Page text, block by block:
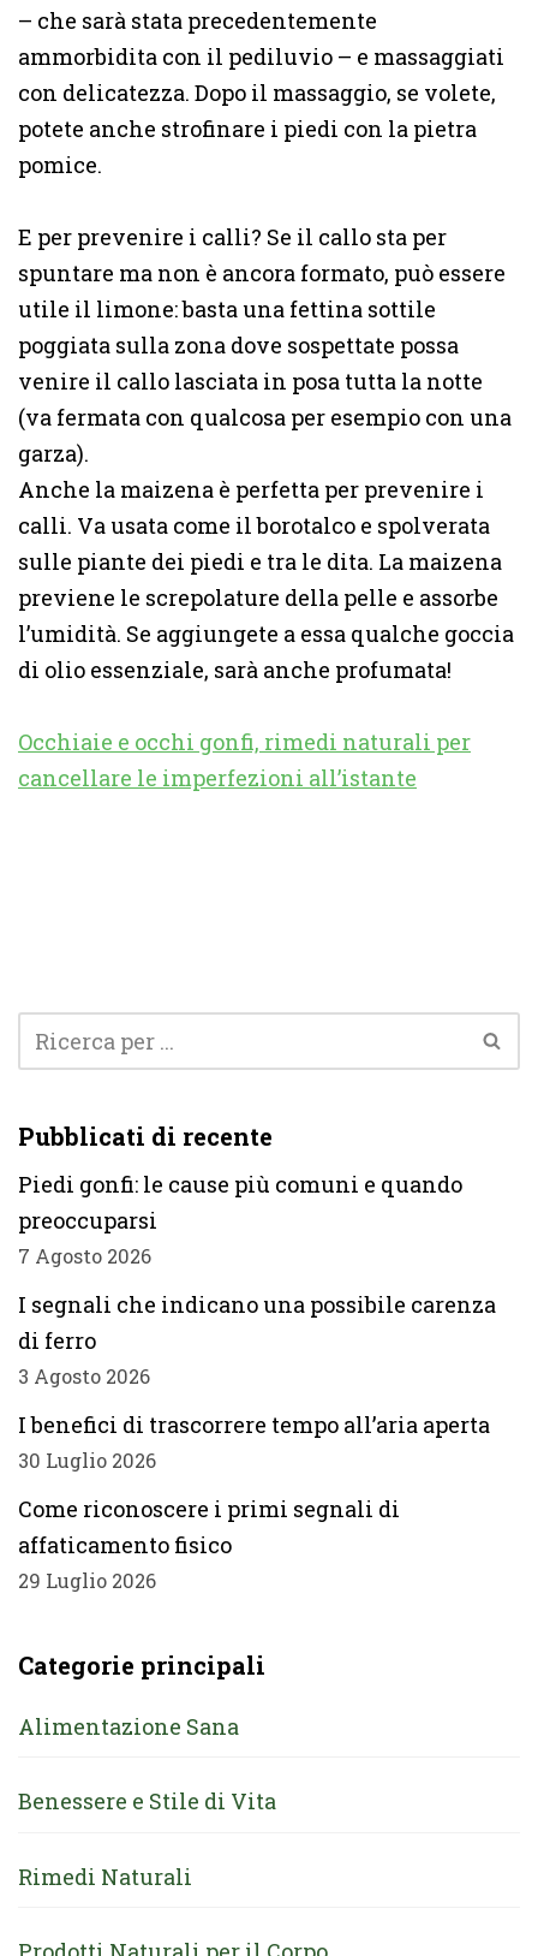
– che sarà stata precedentemente
ammorbidita con il pediluvio – e massaggiati
con delicatezza. Dopo il massaggio, se volete,
potete anche strofinare i piedi con la pietra
pomice.
E per prevenire i calli? Se il callo sta per
spuntare ma non è ancora formato, può essere
utile il limone: basta una fettina sottile
poggiata sulla zona dove sospettate possa
venire il callo lasciata in posa tutta la notte
(va fermata con qualcosa per esempio con una
garza).
Anche la maizena è perfetta per prevenire i
calli. Va usata come il borotalco e spolverata
sulle piante dei piedi e tra le dita. La maizena
previene le screpolature della pelle e assorbe
l’umidità. Se aggiungete a essa qualche goccia
di olio essenziale, sarà anche profumata!
Occhiaie e occhi gonfi, rimedi naturali per
cancellare le imperfezioni all’istante
Pubblicati di recente
Piedi gonfi: le cause più comuni e quando
preoccuparsi
7 Agosto 2026
I segnali che indicano una possibile carenza
di ferro
3 Agosto 2026
I benefici di trascorrere tempo all’aria aperta
30 Luglio 2026
Come riconoscere i primi segnali di
affaticamento fisico
29 Luglio 2026
Categorie principali
Alimentazione Sana
Benessere e Stile di Vita
Rimedi Naturali